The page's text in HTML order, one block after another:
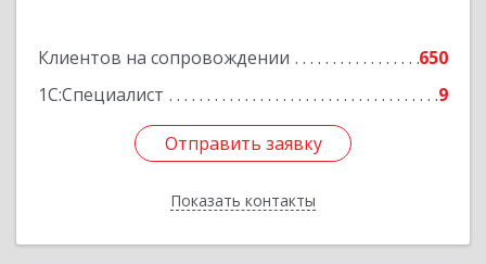
Клиентов на сопровождении
650
1С:Специалист
9
Отправить заявку
Показать контакты
Отправить заявку
Назад